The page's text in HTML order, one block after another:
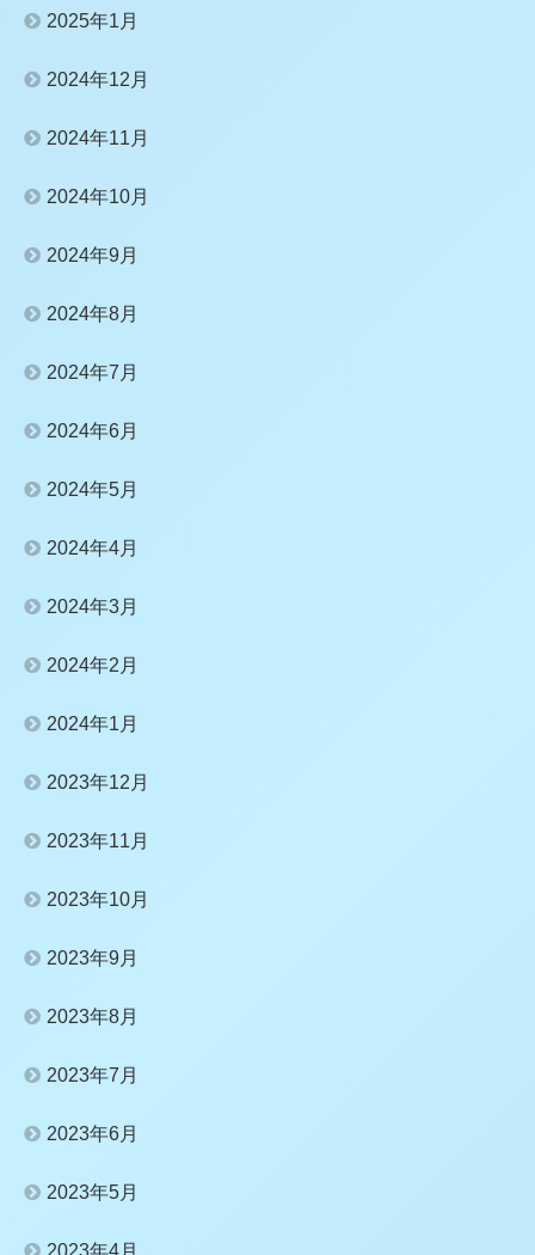
2025年1月
2024年12月
2024年11月
2024年10月
2024年9月
2024年8月
2024年7月
2024年6月
2024年5月
2024年4月
2024年3月
2024年2月
2024年1月
2023年12月
2023年11月
2023年10月
2023年9月
2023年8月
2023年7月
2023年6月
2023年5月
2023年4月